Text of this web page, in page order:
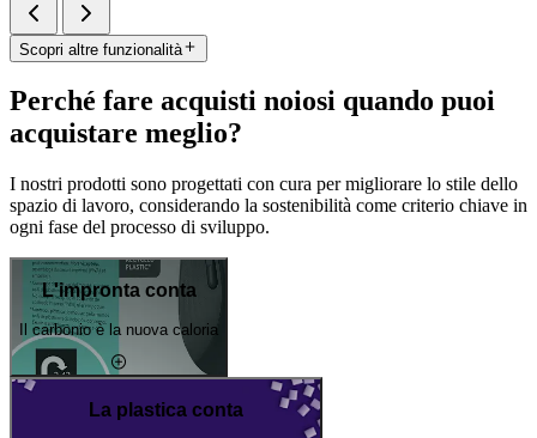
Scopri altre funzionalità
Perché fare acquisti noiosi quando puoi
acquistare meglio?
I nostri prodotti sono progettati con cura per migliorare lo stile dello
spazio di lavoro, considerando la sostenibilità come criterio chiave in
ogni fase del processo di sviluppo.
L'impronta conta
Il carbonio è la nuova caloria
La plastica conta